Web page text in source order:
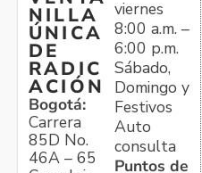
NILLA
ÚNICA
DE
RADIC
ACIÓN
Bogotá:
Carrera
85D No.
46A – 65
viernes
8:00 a.m. –
6:00 p.m.
Sábado,
Domingo y
Festivos
Auto
consulta
Puntos de